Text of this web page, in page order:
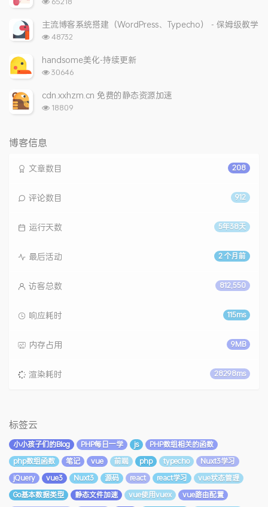
次
数:
主流博客系统搭建（WordPress、Typecho） - 保姆级教学
浏
次
数:
48732
handsome美化-持续更新
浏
次
数:
30646
cdn.xxhzm.cn 免费的静态资源加速
浏
18809
博客信息
208
文章数目
912
评论数目
5年38天
运行天数
2 个月前
最后活动
812,550
访客总数
115ms
响应耗时
9MB
内存占用
28298ms
渲染耗时
标签云
小小孩子们的Blog PHP每日一学 js
PHP数组相关的函数
php数组函数
笔记 vue 前端 php typecho
Nuxt3学习
jQuery
vue3 Nuxt3 源码 react react学习
vue状态管理
Go基本数据类型
静态文件加速 vue使用vuex
vue路由配置